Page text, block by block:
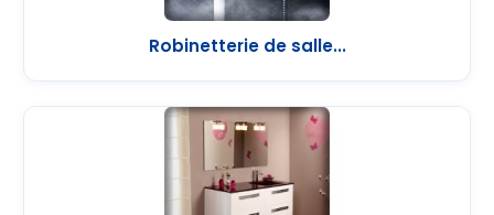
Robinetterie de salle...